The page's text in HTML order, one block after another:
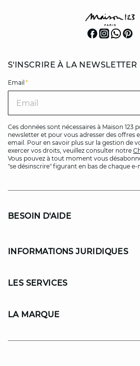
S'INSCRIRE À LA NEWSLETTER
Email *
Ces données sont nécessaires à Maison 123
newsletter et pour vous adresser des offres
email. Pour en savoir plus sur la gestion de
exercer vos droits, veuillez consulter notre
Vous pouvez à tout moment vous
"se désinscrire" figurant en bas de chaque e-
BESOIN D'AIDE
INFORMATIONS JURIDIQUES
LES SERVICES
LA MARQUE